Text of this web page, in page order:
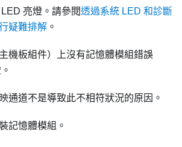
亮燈。請參閱透過系統 LED 和診斷
疑難排解 。
機板組件）上沒有記憶體模組錯誤
通道不是導致此不相符狀況的原因。
記憶體模組。